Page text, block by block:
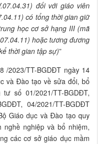
đối với giáo viên
có tổng thời gian giữ
học cơ sở hạng III (mã
hoặc tương đương
thời gian tập sự)”
/2023/TT-BGDĐT ngày 14
và Đào tạo về sửa đổi, bổ
số 01/2021/TT-BGDĐT,
04/2021/TT-BGDĐT
Giáo dục và Đào tạo quy
nghiệp và bổ nhiệm,
các cơ sở giáo dục mầm